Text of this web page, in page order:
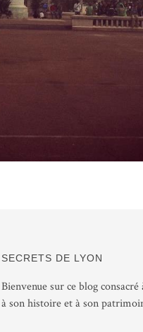
SECRETS DE LYON
Bienvenue sur ce blog
à son histoire et à son